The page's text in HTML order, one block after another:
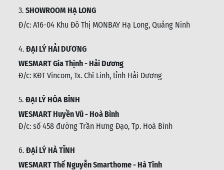
3. SHOWROOM HẠ LONG
Đ/c: A16-04 Khu Đô Thị MONBAY Hạ Long, Quảng Ninh
4. ĐẠI LÝ HẢI DƯƠNG
WESMART Gia Thịnh - Hải Dương
Đ/c: KĐT Vincom, Tx. Chí Linh, tỉnh Hải Dương
5. ĐẠI LÝ HÒA BÌNH
WESMART Huyền Vũ - Hoà Bình
Đ/c: số 458 đường Trần Hưng Đạo, Tp. Hoà Bình
6. ĐẠi LÝ HÀ TĨNH
WESMART Thế Nguyễn Smarthome - Hà Tĩnh